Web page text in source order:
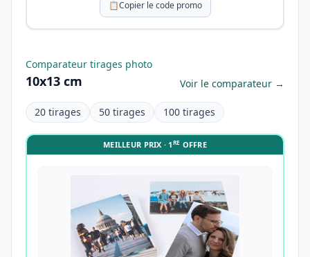
📋Copier le code promo
Comparateur tirages photo
10x13 cm Voir le comparateur →
20 tirages 50 tirages 100 tirages
MEILLEUR PRIX · 1RE OFFRE